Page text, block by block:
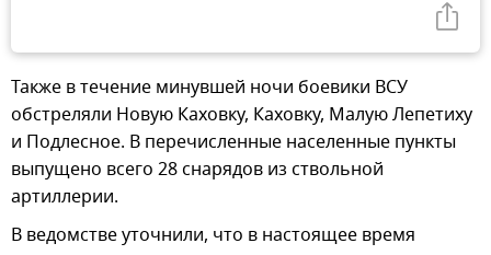
Также в течение минувшей ночи боевики ВСУ
обстреляли Новую Каховку, Каховку, Малую Лепетиху
и Подлесное. В перечисленные населенные пункты
выпущено всего 28 снарядов из ствольной
артиллерии.
В ведомстве уточнили, что в настоящее время